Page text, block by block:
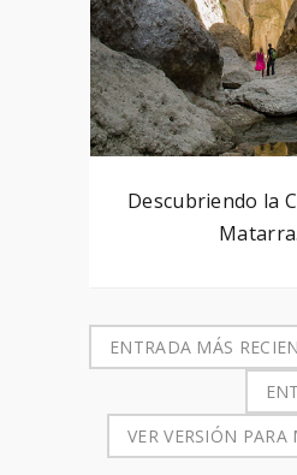
Descubriendo la
ENTRADA MÁS
VER VERSIÓN PARA